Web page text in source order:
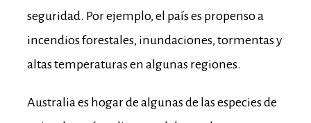
seguridad. Por ejemplo, el país es propenso a
incendios forestales, inundaciones, tormentas y
altas temperaturas en algunas regiones.
Australia es hogar de algunas de las especies de